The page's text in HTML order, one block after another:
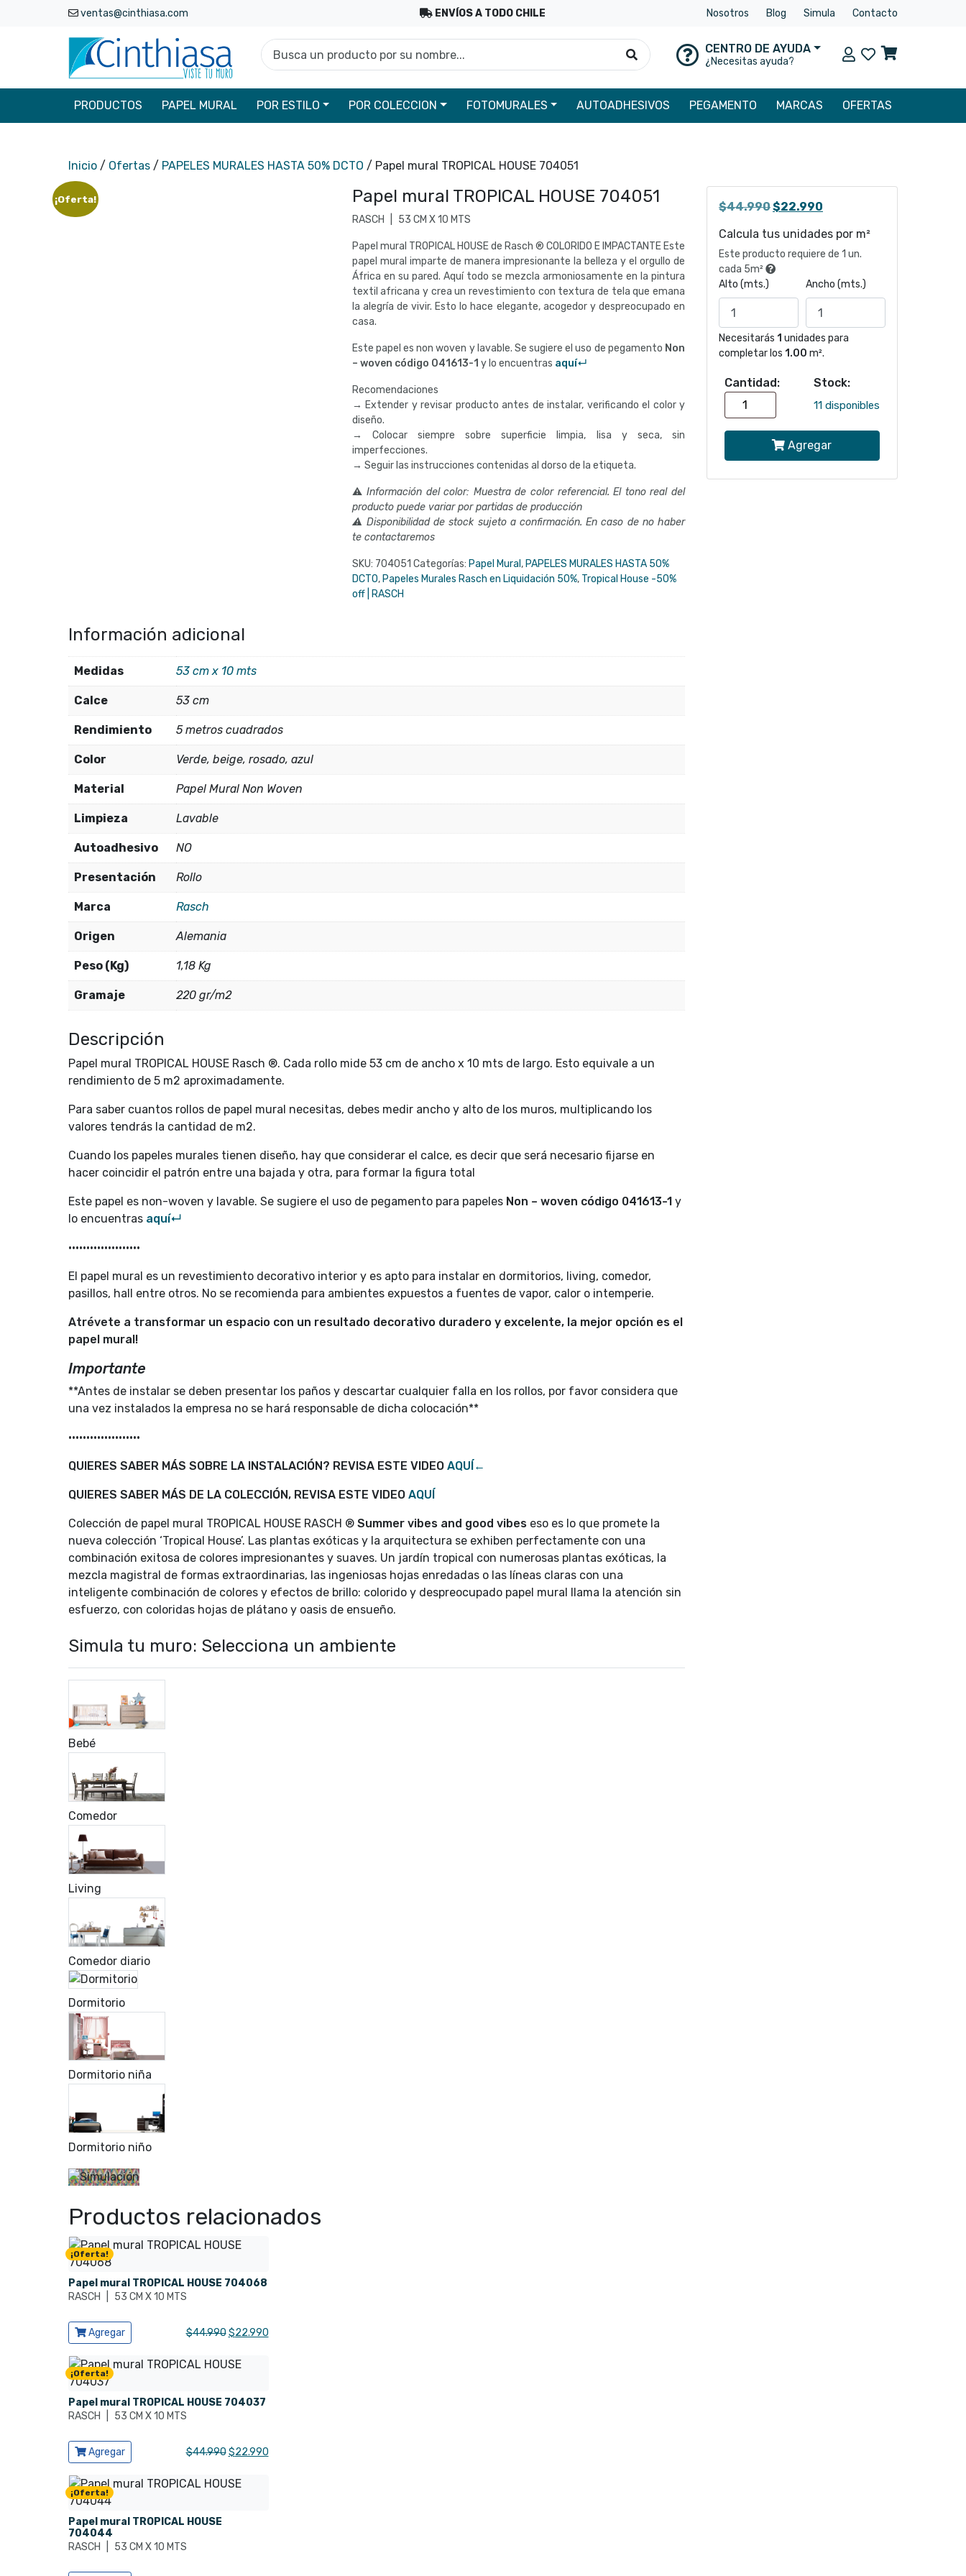
ventas@cinthiasa.com ENVÍOS A TODO CHILE Nosotros Blog Simula Contacto
Busca un producto por su nombre... Buscar CENTRO DE AYUDA
¿Necesitas ayuda?
Mi cuenta
PRODUCTOS PAPEL MURAL POR ESTILO POR COLECCION FOTOMURALES AUTOADHESIVOS PEGAMENTO MARCAS OFERTAS
Inicio / Ofertas / PAPELES MURALES HASTA 50% DCTO / Papel mural TROPICAL HOUSE 704051
¡Oferta! Papel mural TROPICAL HOUSE 704051
RASCH 53 CM X 10 MTS
Papel mural TROPICAL HOUSE de Rasch ® COLORIDO E IMPACTANTE Este
papel mural imparte de manera impresionante la belleza y el orgullo de
África en su pared. Aquí todo se mezcla armoniosamente en la pintura
textil africana y crea un revestimiento con textura de tela que emana
la alegría de vivir. Esto lo hace elegante, acogedor y despreocupado en
casa.
Este papel es non woven y lavable. Se sugiere el uso de pegamento Non
– woven código 041613-1 y lo encuentras aquí↵
Recomendaciones
→ Extender y revisar producto antes de instalar, verificando el color y
diseño.
→ Colocar siempre sobre superficie limpia, lisa y seca, sin
imperfecciones.
→ Seguir las instrucciones contenidas al dorso de la etiqueta.
⚠ Información del color: Muestra de color referencial. El tono real del
producto puede variar por partidas de producción
⚠ Disponibilidad de stock sujeto a confirmación. En caso de no haber
te contactaremos
SKU: 704051 Categorías: Papel Mural , PAPELES MURALES HASTA 50%
DCTO, Papeles Murales Rasch en Liquidación 50%, Tropical House -50%
off | RASCH
$44.990El
original
era:
$44.990.
$22.990El
actual
es:
Calcula tus unidades por m²
Este producto requiere de 1 un.
cada 5m²
Alto (mts.)
Ancho (mts.)
Necesitarás 1 unidades para
completar los 1.00 m².
Cantidad:
Papel
TROPICAL
Stock:
11 disponibles
Agregar
Información adicional
Medidas 53 cm x 10 mts
Calce 53 cm
Rendimiento 5 metros cuadrados
Color Verde, beige, rosado, azul
Material Papel Mural Non Woven
Limpieza Lavable
Autoadhesivo NO
Presentación Rollo
Marca Rasch
Origen Alemania
Peso (Kg) 1,18 Kg
Gramaje 220 gr/m2
Descripción
Papel mural TROPICAL HOUSE Rasch ®. Cada rollo mide 53 cm de ancho x 10 mts de largo. Esto equivale a un
rendimiento de 5 m2 aproximadamente.
Para saber cuantos rollos de papel mural necesitas, debes medir ancho y alto de los muros, multiplicando los
valores tendrás la cantidad de m2.
Cuando los papeles murales tienen diseño, hay que considerar el calce, es decir que será necesario fijarse en
hacer coincidir el patrón entre una bajada y otra, para formar la figura total
Este papel es non-woven y lavable. Se sugiere el uso de pegamento para papeles Non – woven código 041613-1 y
lo encuentras aquí↵
••••••••••••••••••••
El papel mural es un revestimiento decorativo interior y es apto para instalar en dormitorios, living, comedor,
pasillos, hall entre otros. No se recomienda para ambientes expuestos a fuentes de vapor, calor o intemperie.
Atrévete a transformar un espacio con un resultado decorativo duradero y excelente, la mejor opción es el
papel mural!
Importante
**Antes de instalar se deben presentar los paños y descartar cualquier falla en los rollos, por favor considera que
una vez instalados la empresa no se hará responsable de dicha colocación**
••••••••••••••••••••
QUIERES SABER MÁS SOBRE LA INSTALACIÓN? REVISA ESTE VIDEO AQUÍ←
QUIERES SABER MÁS DE LA COLECCIÓN, REVISA ESTE VIDEO AQUÍ
Colección de papel mural TROPICAL HOUSE RASCH ® Summer vibes and good vibes eso es lo que promete la
nueva colección ‘Tropical House’. Las plantas exóticas y la arquitectura se exhiben perfectamente con una
combinación exitosa de colores impresionantes y suaves. Un jardín tropical con numerosas plantas exóticas, la
mezcla magistral de formas extraordinarias, las ingeniosas hojas enredadas o las líneas claras con una
inteligente combinación de colores y efectos de brillo: colorido y despreocupado papel mural llama la atención sin
esfuerzo, con coloridas hojas de plátano y oasis de ensueño.
Simula tu muro: Selecciona un ambiente
Bebé
Comedor
Living
Comedor diario
Dormitorio
Dormitorio niña
Dormitorio niño
Productos relacionados
¡Oferta!
Papel mural TROPICAL HOUSE 704068
RASCH
53 CM X 10 MTS
Ver producto
Agregar $44.990 El
original
$22.990El
¡Oferta!
Papel mural TROPICAL HOUSE 704037
RASCH
53 CM X 10 MTS
Ver producto
Agregar $44.990 El
original
$22.990El
¡Oferta!
Papel mural TROPICAL HOUSE
704044
RASCH
53 CM X 10 MTS